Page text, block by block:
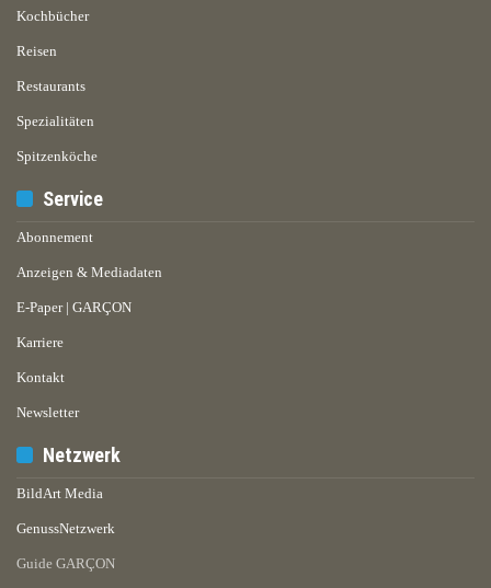
Kochbücher
Reisen
Restaurants
Spezialitäten
Spitzenköche
Service
Abonnement
Anzeigen & Mediadaten
E-Paper | GARÇON
Karriere
Kontakt
Newsletter
Netzwerk
BildArt Media
GenussNetzwerk
Guide GARÇON